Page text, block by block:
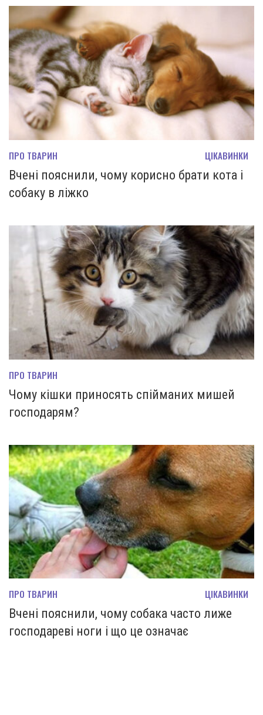
ПРО ТВАРИН ЦІКАВИНКИ
Вчені пояснили, чому корисно брати кота і
собаку в ліжко
ПРО ТВАРИН
Чому кішки приносять спійманих мишей
господарям?
ПРО ТВАРИН ЦІКАВИНКИ
Вчені пояснили, чому собака часто лиже
господареві ноги і що це означає